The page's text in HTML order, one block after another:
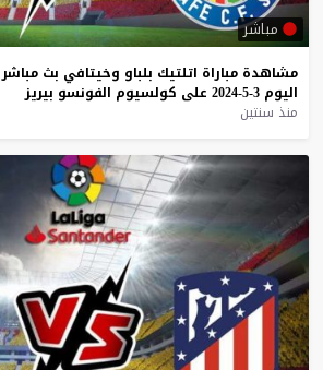
مباشر
مشاهدة مباراة اتلتيك بلباو وخيتافي بث مباشر
اليوم 3-5-2024 على كولسيوم الفونسو بيريز
منذ سنتين